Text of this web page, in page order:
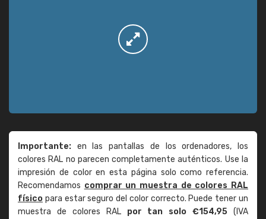
Importante: en las pantallas de los ordenadores, los
colores RAL no parecen completamente auténticos. Use la
impresión de color en esta página solo como referencia.
Recomendamos comprar un muestra de colores RAL
físico para estar seguro del color correcto. Puede tener un
muestra de colores RAL por tan solo €154,95 (IVA